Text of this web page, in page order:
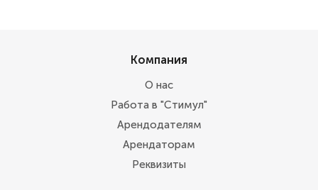
Компания
О нас
Работа в "Стимул"
Арендодателям
Арендаторам
Реквизиты